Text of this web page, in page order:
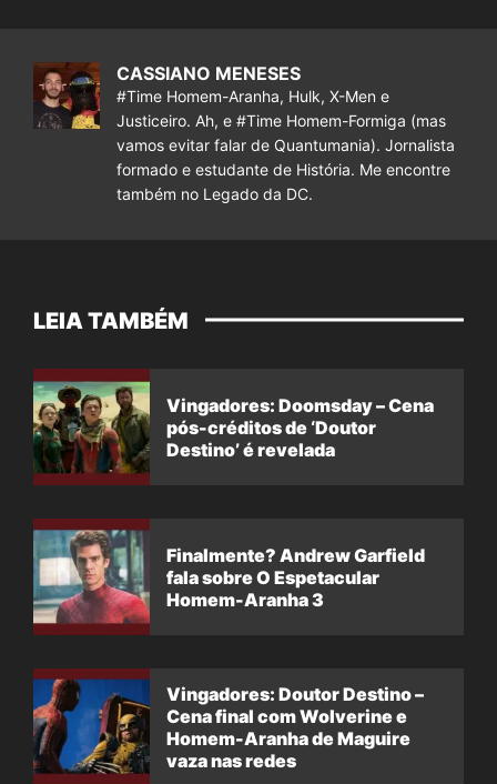
CASSIANO MENESES
#Time Homem-Aranha, Hulk, X-Men e
Justiceiro. Ah, e #Time Homem-Formiga (mas
vamos evitar falar de Quantumania). Jornalista
formado e estudante de História. Me encontre
também no Legado da DC.
LEIA TAMBÉM
Vingadores: Doomsday – Cena
pós-créditos de ‘Doutor
Destino’ é revelada
Finalmente? Andrew Garfield
fala sobre O Espetacular
Homem-Aranha 3
Vingadores: Doutor Destino –
Cena final com Wolverine e
Homem-Aranha de Maguire
vaza nas redes